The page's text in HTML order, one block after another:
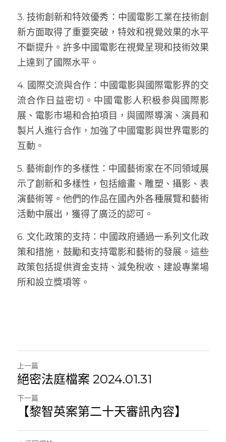
3. 技術創新和特效優秀：中國電影工業在技術創
新方面取得了重要突破，特效和視覺效果的水平
不斷提升。許多中國電影在視覺呈現和技術效果
上達到了國際水平。
4. 國際交流與合作：中國電影與國際電影界的交
流合作日益密切。中國電影人积极参與國際影
展、電影市場和合拍項目，與國際導演、演員和
製片人進行合作，加強了中國電影與世界電影的
互動。
5. 藝術創作的多樣性：中國藝術家在不同領域展
示了創新和多樣性，包括繪畫、雕塑、攝影、表
演藝術等。他們的作品在國內外各種展覽和藝術
活動中展出，獲得了廣泛的認可。
6. 文化政策的支持：中國政府通過一系列文化政
策和措施，鼓勵和支持電影和藝術的發展。這些
政策包括提供資金支持、減免稅收、建設專業場
所和設立獎項等。
上一篇
絕密法庭檔案 2024.01.31
下一篇
【黎智英案第二十天審訊內容】